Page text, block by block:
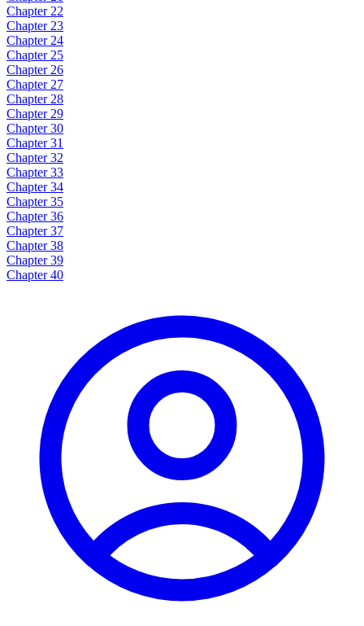
Chapter 22
Chapter 23
Chapter 24
Chapter 25
Chapter 26
Chapter 27
Chapter 28
Chapter 29
Chapter 30
Chapter 31
Chapter 32
Chapter 33
Chapter 34
Chapter 35
Chapter 36
Chapter 37
Chapter 38
Chapter 39
Chapter 40